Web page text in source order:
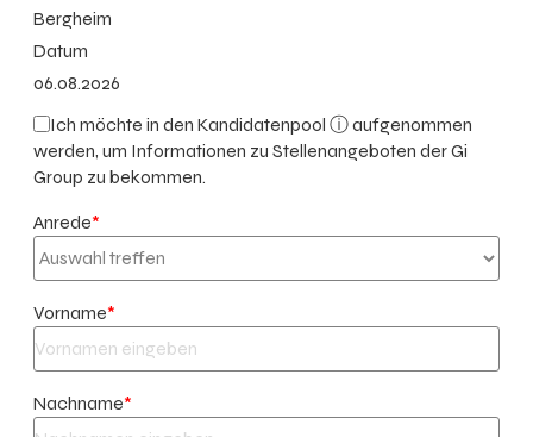
Bergheim
Datum
06.08.2026
Ich möchte in denKandidatenpool ⓘaufgenommen
werden, um Informationen zu Stellenangeboten der Gi
Group zu bekommen.
Anrede*
Vorname*
Nachname*